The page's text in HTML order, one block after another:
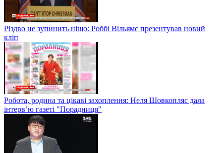
Різдво не зупинить ніщо: Роббі Вільямс презентував новий
кліп
Робота, родина та цікаві захоплення: Неля Шовкопляс дала
інтерв’ю газеті "Порадниця"